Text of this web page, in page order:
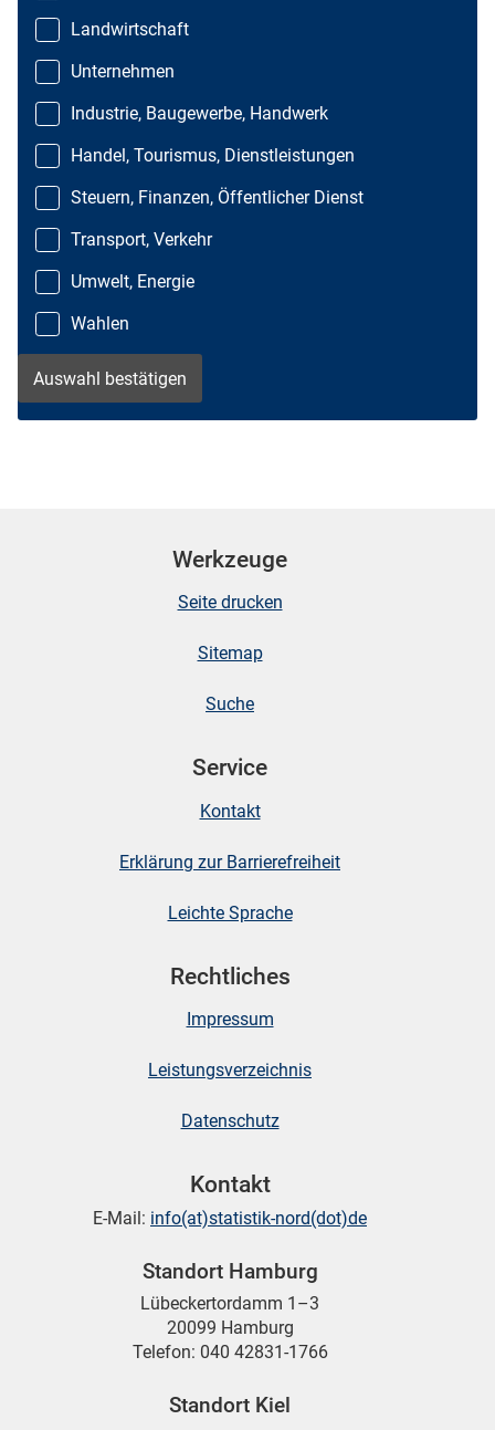
Landwirtschaft
Unternehmen
Industrie, Baugewerbe, Handwerk
Handel, Tourismus, Dienstleistungen
Steuern, Finanzen, Öffentlicher Dienst
Transport, Verkehr
Umwelt, Energie
Wahlen
Werkzeuge
Seite drucken
Sitemap
Suche
Service
Kontakt
Erklärung zur Barrierefreiheit
Leichte Sprache
Rechtliches
Impressum
Leistungsverzeichnis
Datenschutz
Kontakt
E-Mail: info(at)statistik-nord(dot)de
Standort Hamburg
Lübeckertordamm 1–3
20099 Hamburg
Telefon: 040 42831-1766
Standort Kiel